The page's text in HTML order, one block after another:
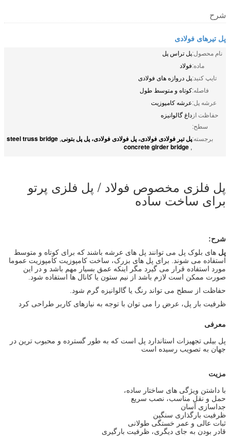
شرح
پل تیرهای فولادی
نام محصول:پل تراس پل
ماده:فولاد
تایپ کنید:پل دروازه های فولادی
فاصله:کوتاه و متوسط ​​طول
عرشه پل:عرشه کامپوزیت
حفاظت از
سطح:
داغ گالوانیزه
برجسته:پل تیر فولادی فولادی، پل فولادی فولادی، پل پل بتونی,
steel truss bridge
,
concrete girder bridge
پل فلزی مخصوص فولاد / پل فلزی پرتو
برای ساخت ساده
شرح:
پل های بلوک پل می توانند پل های عرشه باشند که برای کوتاه و متوسط ​​
استفاده می شوند. برای پل های بزرک، ساخت کامپوزیت کامپوزیت عموما
مورد استفاده قرار می گیرد مگر اینکه عمق بسیار مهم باشد و در این
صورت ممکن است لازم باشد از نیم ستون یا کانال ها استفاده شود.
حفاظت از سطح می تواند رنگ یا گالوانیزه گرم شود.
ظرفیت بار پل، عرض را می توان با توجه به نیازهای کاربر طراحی کرد
معرفی
پل بیلی تجهیزات استاندارد پل است که به طور گسترده و محبوب ترین در
جهان به تصویب رسیده است
مزیت
با داشتن ویژگی های ساختار ساده،
حمل و نقل مناسب، نصب سریع
جداسازی آسان
ظرفیت بارگذاری سنگین
ثبات عالی و عمر خستگی طولانی
قادر بودن به جای دیگری، ظرفیت بارگیری